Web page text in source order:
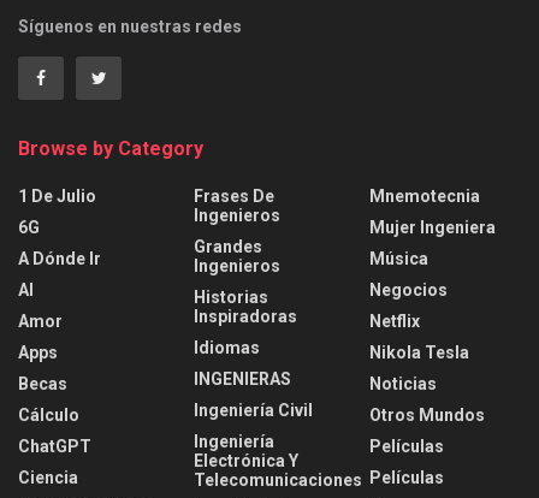
Síguenos en nuestras redes
Browse by Category
1 De Julio
6G
A Dónde Ir
AI
Amor
Apps
Becas
Cálculo
ChatGPT
Ciencia
Frases De
Ingenieros
Grandes
Ingenieros
Historias
Inspiradoras
Idiomas
INGENIERAS
Ingeniería Civil
Ingeniería
Electrónica Y
Telecomunicaciones
Mnemotecnia
Mujer Ingeniera
Música
Negocios
Netflix
Nikola Tesla
Noticias
Otros Mundos
Películas
Películas